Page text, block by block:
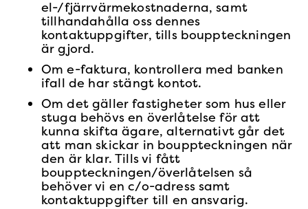
el-/fjärrvärmekostnaderna, samt
tillhandahålla oss dennes
kontaktuppgifter, tills bouppteckningen
är gjord.
Om e-faktura, kontrollera med banken
ifall de har stängt kontot.
Om det gäller fastigheter som hus eller
stuga behövs en överlåtelse för att
kunna skifta ägare, alternativt går det
att man skickar in bouppteckningen när
den är klar. Tills vi fått
bouppteckningen/överlåtelsen så
behöver vi en c/o-adress samt
kontaktuppgifter till en ansvarig.